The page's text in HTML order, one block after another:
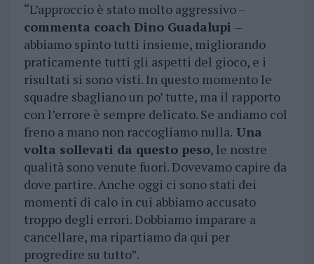
“L’approccio è stato molto aggressivo –
commenta coach Dino Guadalupi –
abbiamo spinto tutti insieme, migliorando
praticamente tutti gli aspetti del gioco, e i
risultati si sono visti. In questo momento le
squadre sbagliano un po’ tutte, ma il rapporto
con l’errore è sempre delicato. Se andiamo col
freno a mano non raccogliamo nulla. Una
volta sollevati da questo peso, le nostre
qualità sono venute fuori. Dovevamo capire da
dove partire. Anche oggi ci sono stati dei
momenti di calo in cui abbiamo accusato
troppo degli errori. Dobbiamo imparare a
cancellare, ma ripartiamo da qui per
progredire su tutto”.